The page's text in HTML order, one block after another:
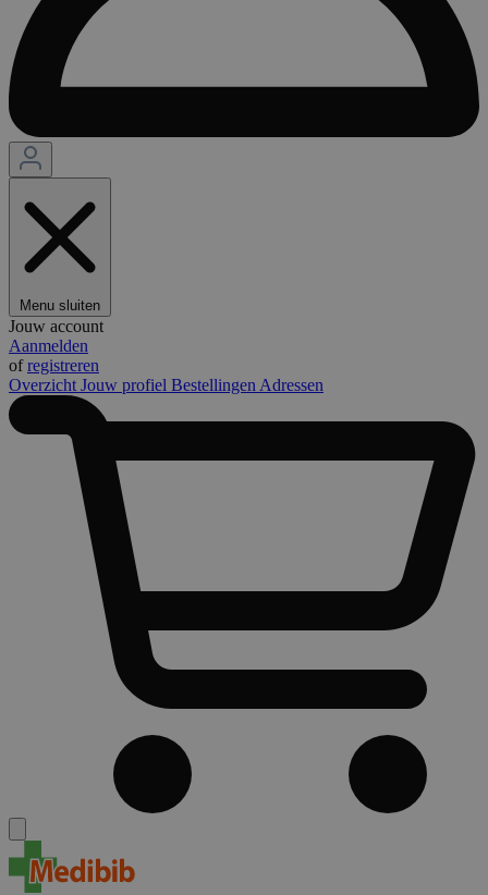
Menu sluiten
Jouw account
Aanmelden
ofregistreren
Overzicht Jouw profiel Bestellingen Adressen